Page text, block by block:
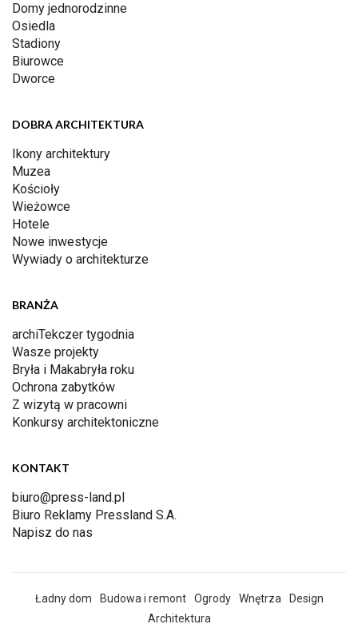
Domy jednorodzinne
Osiedla
Stadiony
Biurowce
Dworce
DOBRA ARCHITEKTURA
Ikony architektury
Muzea
Kościoły
Wieżowce
Hotele
Nowe inwestycje
Wywiady o architekturze
BRANŻA
archiTekczer tygodnia
Wasze projekty
Bryła i Makabryła roku
Ochrona zabytków
Z wizytą w pracowni
Konkursy architektoniczne
KONTAKT
biuro@press-land.pl
Biuro Reklamy Pressland S.A.
Napisz do nas
Ładny dom Budowa i remont Ogrody Wnętrza
Design
Architektura